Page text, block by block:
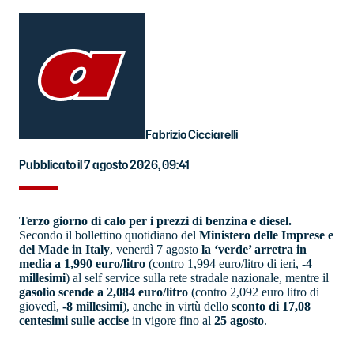
Fabrizio Cicciarelli
Pubblicato il 7 agosto 2026, 09:41
Terzo giorno di calo per i prezzi di benzina e diesel.
Secondo il bollettino quotidiano del Ministero delle Imprese e
del Made in Italy, venerdì 7 agosto la ‘verde’ arretra in
media a 1,990 euro/litro (contro 1,994 euro/litro di ieri, -4
millesimi) al self service sulla rete stradale nazionale, mentre il
gasolio scende a 2,084 euro/litro (contro 2,092 euro litro di
giovedì, -8 millesimi), anche in virtù dello sconto di 17,08
centesimi sulle accise in vigore fino al 25 agosto.